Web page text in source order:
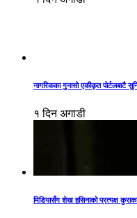
नागरिकका गुनासो एकीकृत पोर्टलबाटै
१ दिन अगाडी
मिडियासँग शेख हसिनाको प्रत्यक्ष